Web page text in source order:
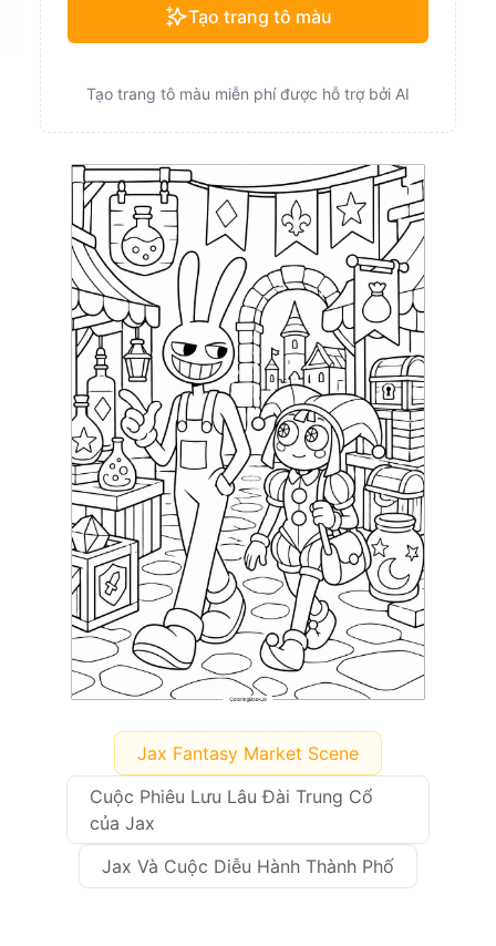
Jax Fantasy Market Scene
Cuộc Phiêu Lưu Lâu Đài Trung Cổ
của Jax
Jax Và Cuộc Diễu Hành Thành Phố
Tạo trang tô màu
Tạo trang tô màu miễn phí được hỗ trợ bởi AI